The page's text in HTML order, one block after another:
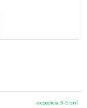
expedícia 3-5 dní